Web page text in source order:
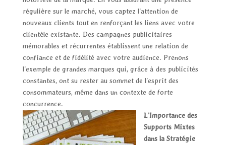
régulière sur le marché, vous captez l’attention de
nouveaux clients tout en renforçant les liens avec votre
clientèle existante. Des campagnes publicitaires
mémorables et récurrentes établissent une relation de
confiance et de fidélité avec votre audience. Prenons
l’exemple de grandes marques qui, grâce à des publicités
constantes, ont su rester au sommet de l’esprit des
consommateurs, même dans un contexte de forte
concurrence.
L’Importance des
Supports Mixtes
dans la Stratégie